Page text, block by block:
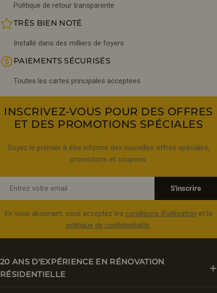
Politique de retour transparente
TRÈS BIEN NOTÉ
Installé dans des milliers de foyers
PAIEMENTS SÉCURISÉS
Toutes les cartes principales acceptées
INSCRIVEZ-VOUS POUR DES OFFRES
ET DES PROMOTIONS SPÉCIALES
Soyez le premier à être informé des nouvelles offres spéciales,
promotions et coupons.
mail
S'inscrire
En vous abonnant, vous acceptez les conditions d'utilisation et la
politique de confidentialité.
20 ANS D'EXPÉRIENCE EN RÉNOVATION
RÉSIDENTIELLE